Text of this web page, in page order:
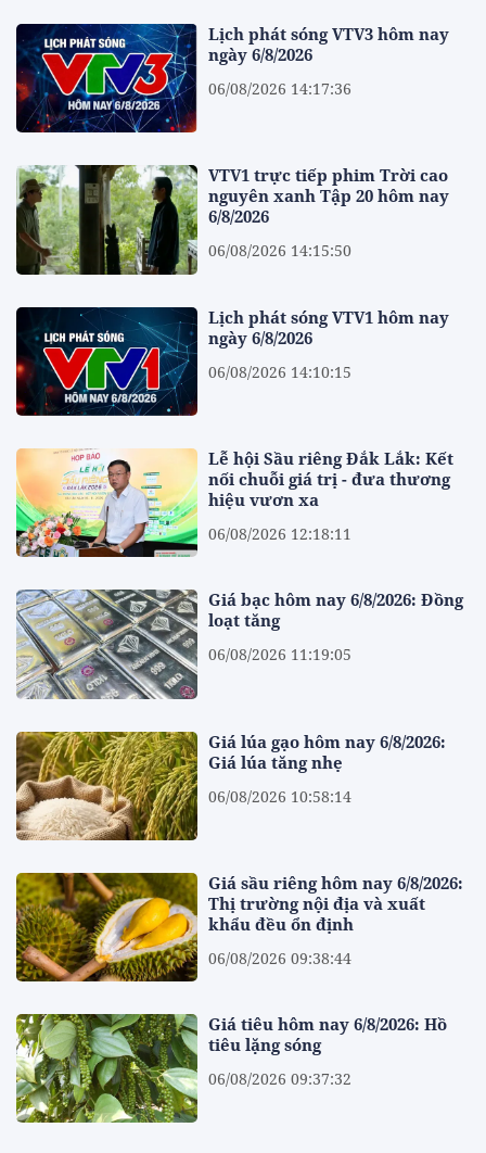
Lịch phát sóng VTV3 hôm nay
ngày 6/8/2026
06/08/2026 14:17:36
VTV1 trực tiếp phim Trời cao
nguyên xanh Tập 20 hôm nay
6/8/2026
06/08/2026 14:15:50
Lịch phát sóng VTV1 hôm nay
ngày 6/8/2026
06/08/2026 14:10:15
Lễ hội Sầu riêng Đắk Lắk: Kết
nối chuỗi giá trị - đưa thương
hiệu vươn xa
06/08/2026 12:18:11
Giá bạc hôm nay 6/8/2026: Đồng
loạt tăng
06/08/2026 11:19:05
Giá lúa gạo hôm nay 6/8/2026:
Giá lúa tăng nhẹ
06/08/2026 10:58:14
Giá sầu riêng hôm nay 6/8/2026:
Thị trường nội địa và xuất
khẩu đều ổn định
06/08/2026 09:38:44
Giá tiêu hôm nay 6/8/2026: Hồ
tiêu lặng sóng
06/08/2026 09:37:32